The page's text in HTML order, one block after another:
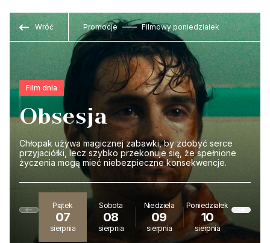
Wróć Promocje Filmowy poniedziałek
Film dnia
Obsesja
Chłopak używa magicznej zabawki, by zdobyć serce
przyjaciółki, lecz szybko przekonuje się, że spełnione
życzenia mogą mieć niebezpieczne konsekwencje.
Piątek
07
sierpnia
Sobota
08
sierpnia
Niedziela
09
sierpnia
Poniedziałek
10
sierpnia
Wtorek
sierpnia